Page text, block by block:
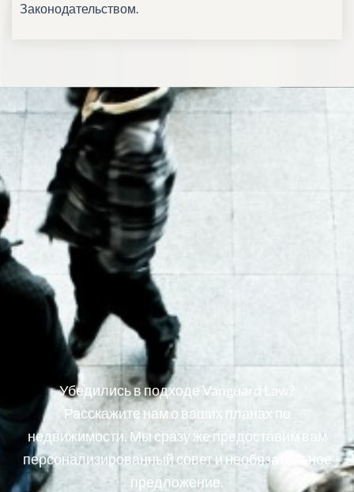
Законодательством.
Убедились в подходе Vanguard Law?
Расскажите нам о ваших планах по
недвижимости. Мы сразу же предоставим вам
персонализированный совет и необязательное
предложение.